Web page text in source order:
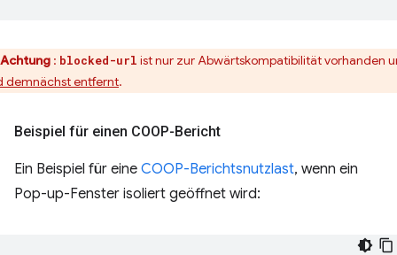
Achtung : blocked-url ist nur zur Abwärtskompatibilität vorhanden
demnächst entfernt.
Beispiel für einen COOP-Bericht
Ein Beispiel für eine COOP-Berichtsnutzlast, wenn ein
Pop-up-Fenster isoliert geöffnet wird: